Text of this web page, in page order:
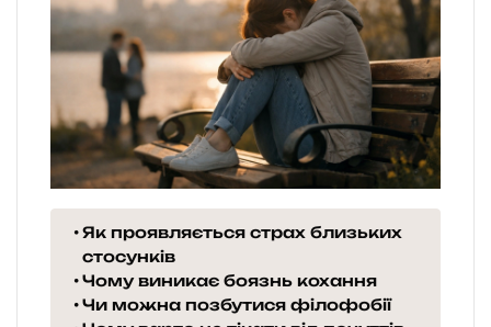
Як проявляється страх близьких
стосунків
Чому виникає боязнь кохання
Чи можна позбутися філофобії